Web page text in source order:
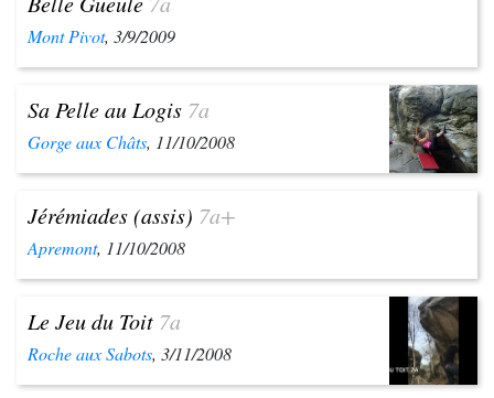
Mont Pivot, 3/9/2009
Sa Pelle au Logis 7a
Gorge aux Châts, 11/10/2008
Jérémiades (assis) 7a+
Apremont, 11/10/2008
Le Jeu du Toit 7a
Roche aux Sabots, 3/11/2008